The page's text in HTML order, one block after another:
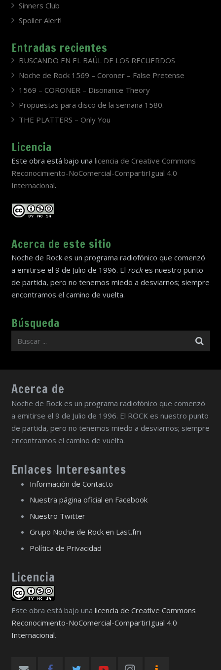
Sinners Club
Spoiler Alert!
Entradas recientes
BUSCANDO EN EL BAÚL DE LOS RECUERDOS
Noche de Rock 1569 – Coroner – False Pretense
1569 – CORONER – Disonance Theory
Propuestas para disco de la semana 1580.
THE PLATTERS – Only You
Licencia
Este obra está bajo una licencia de Creative Commons
Reconocimiento-NoComercial-CompartirIgual 4.0
Internacional.
Acerca de este sitio
Noche de Rock es un programa radiofónico que comenzó
a emitirse el 9 de Julio de 1996. El rockes nuestro punto
de partida, pero no tenemos miedo a desviarnos; siempre
encontramos el camino de vuelta.
Búsqueda
Acerca de
Noche de Rock es un programa radiofónico que comenzó
a emitirse el 9 de Julio de 1996. El ROCK es nuestro punto
de partida, pero no tenemos miedo a desviarnos; siempre
encontramos el camino de vuelta.
Enlaces Interesantes
Información de Contacto
Nuestra página oficial en Facebook
Nuestro Twitter
Grupo Noche de Rock en Last.fm
Política de Privacidad
Licencia
Este obra está bajo una licencia de Creative Commons
Reconocimiento-NoComercial-CompartirIgual 4.0
Internacional.